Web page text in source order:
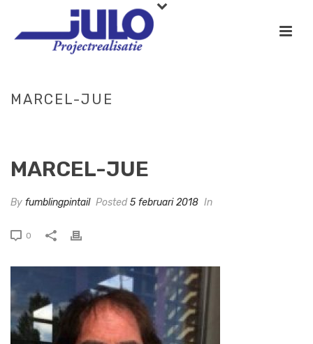
MARCEL-JUE
MARCEL-JUE
By fumblingpintail Posted5 februari 2018 In
0